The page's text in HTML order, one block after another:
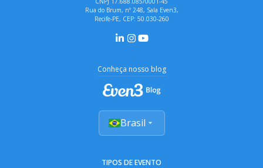
Rua do Brum, nº 248, Sala Even3,
Recife-PE, CEP: 50.030-260
Conheça nosso blog
Brasil
TIPOS DE EVENTO